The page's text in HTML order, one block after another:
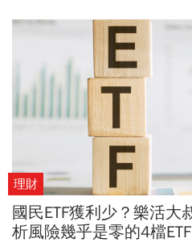
理財
國民ETF獲利少？樂活大
析風險幾乎是零的4檔ETF